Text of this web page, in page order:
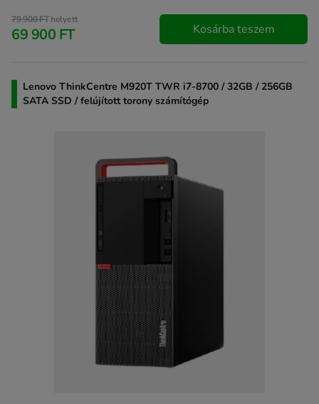
79 900 FThelyett
69 900 FT Kosárba teszem
Lenovo ThinkCentre M920T TWR i7-8700 / 32GB / 256GB
SATA SSD / felújított torony számítógép